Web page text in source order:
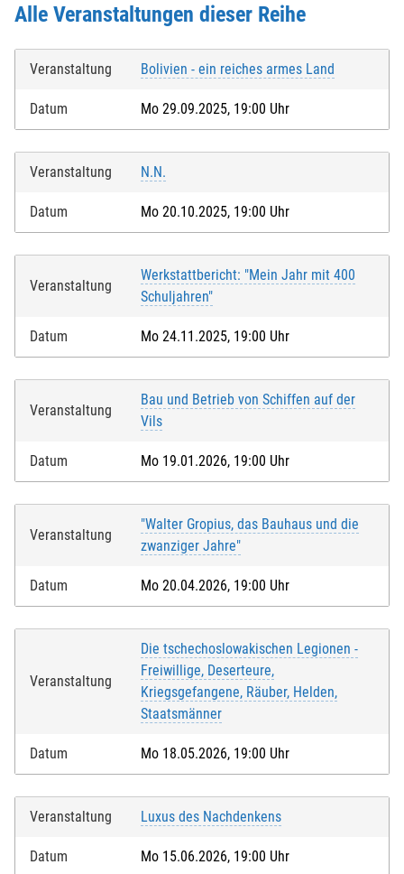
Alle Veranstaltungen dieser Reihe
Veranstaltung Bolivien - ein reiches armes Land
Datum Mo 29.09.2025, 19:00 Uhr
Veranstaltung N.N.
Datum Mo 20.10.2025, 19:00 Uhr
Veranstaltung
Werkstattbericht: "Mein Jahr mit 400
Schuljahren"
Datum Mo 24.11.2025, 19:00 Uhr
Veranstaltung
Bau und Betrieb von Schiffen auf der
Vils
Datum Mo 19.01.2026, 19:00 Uhr
Veranstaltung
"Walter Gropius, das Bauhaus und die
zwanziger Jahre"
Datum Mo 20.04.2026, 19:00 Uhr
Veranstaltung
Die tschechoslowakischen Legionen -
Freiwillige, Deserteure,
Kriegsgefangene, Räuber, Helden,
Staatsmänner
Datum Mo 18.05.2026, 19:00 Uhr
Veranstaltung Luxus des Nachdenkens
Datum Mo 15.06.2026, 19:00 Uhr